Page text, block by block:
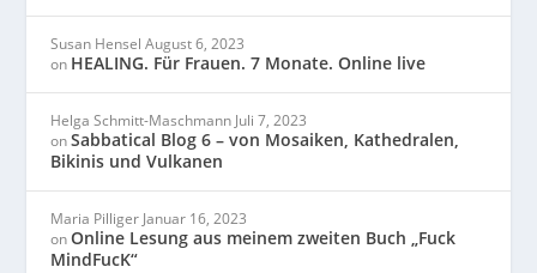
Susan Hensel August 6, 2023
on HEALING. Für Frauen. 7 Monate. Online live
Helga Schmitt-Maschmann Juli 7, 2023
onSabbatical Blog 6 – von Mosaiken, Kathedralen,
Bikinis und Vulkanen
Maria Pilliger Januar 16, 2023
onOnline Lesung aus meinem zweiten Buch „Fuck
MindFucK“